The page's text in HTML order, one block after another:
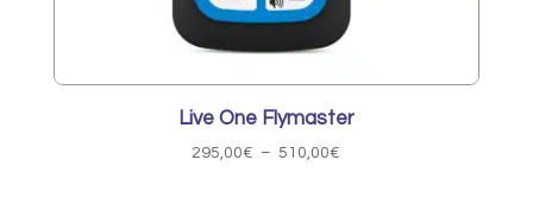
Live One Flymaster
295,00€ – 510,00€